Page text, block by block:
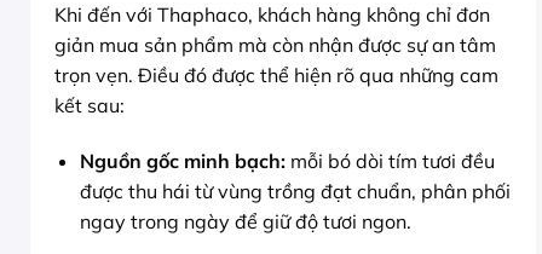
Khi đến với Thaphaco, khách hàng không chỉ đơn
giản mua sản phẩm mà còn nhận được sự an tâm
trọn vẹn. Điều đó được thể hiện rõ qua những cam
kết sau:
Nguồn gốc minh bạch:mỗi bó dòi tím tươi đều
được thu hái từ vùng trồng đạt chuẩn, phân phối
ngay trong ngày để giữ độ tươi ngon.